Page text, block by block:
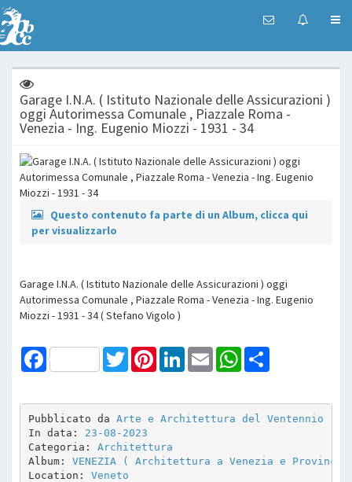
Garage I.N.A. ( Istituto Nazionale delle Assicurazioni )
oggi Autorimessa Comunale , Piazzale Roma -
Venezia - Ing. Eugenio Miozzi - 1931 - 34
Questo contenuto fa parte di un Album, clicca qui
per visualizzarlo
Garage I.N.A. ( Istituto Nazionale delle Assicurazioni ) oggi
Autorimessa Comunale , Piazzale Roma - Venezia - Ing. Eugenio
Miozzi - 1931 - 34 ( Stefano Vigolo )
Facebook TwitterPinterestLinkedInEmail WhatsApp
Pubblicato da Arte e Architettura del Ventennio
In data: 23-08-2023
Categoria: Architettura
Album: VENEZIA ( Architettura a Venezia e
Location: Veneto